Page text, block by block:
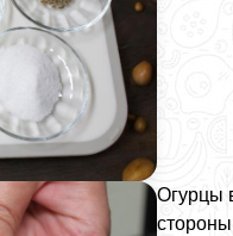
Огурцы